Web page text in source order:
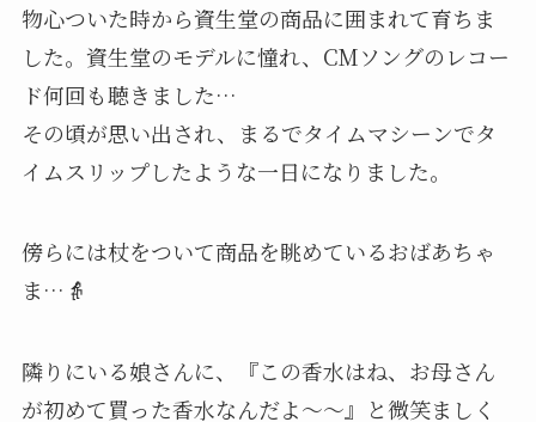
物心ついた時から資生堂の商品に囲まれて育ちま
した。資生堂のモデルに憧れ、CMソングのレコー
ド何回も聴きました…
その頃が思い出され、まるでタイムマシーンでタ
イムスリップしたような一日になりました。
傍らには杖をついて商品を眺めているおばあちゃ
ま…👵
隣りにいる娘さんに、『この香水はね、お母さん
が初めて買った香水なんだよ〜〜』と微笑ましく